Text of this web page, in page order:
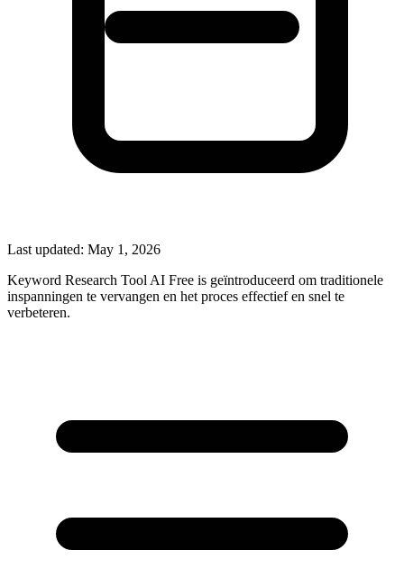
Last updated: May 1, 2026
Keyword Research Tool AI Free is geïntroduceerd om traditionele
inspanningen te vervangen en het proces effectief en snel te
verbeteren.